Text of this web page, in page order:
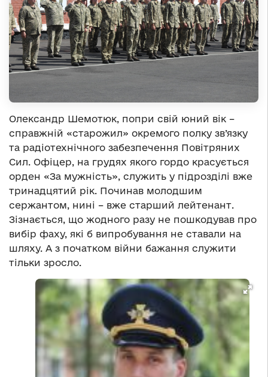
Олександр Шемотюк, попри свій юний вік –
справжній «старожил» окремого полку зв’язку
та радіотехнічного забезпечення Повітряних
Сил. Офіцер, на грудях якого гордо красується
орден «За мужність», служить у підрозділі вже
тринадцятий рік. Починав молодшим
сержантом, нині – вже старший лейтенант.
Зізнається, що жодного разу не пошкодував про
вибір фаху, які б випробування не ставали на
шляху. А з початком війни бажання служити
тільки зросло.